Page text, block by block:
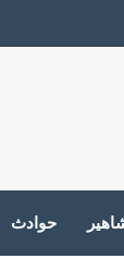
حوادث